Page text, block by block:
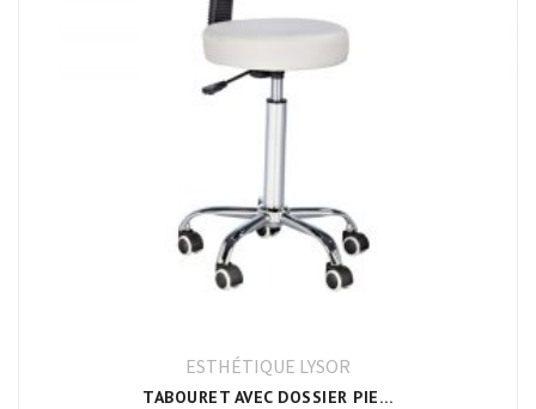
ESTHÉTIQUE LYSOR
TABOURET AVEC DOSSIER PIED CHROMÉ